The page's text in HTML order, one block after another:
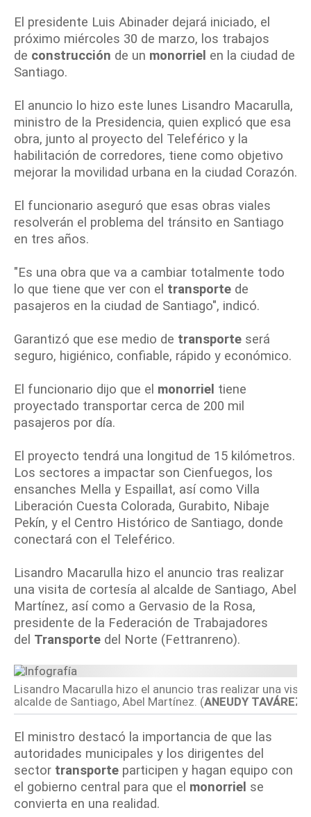
El presidente Luis Abinader dejará iniciado, el
próximo miércoles 30 de marzo, los trabajos
de construcción de un monorriel en la ciudad de
Santiago.
El anuncio lo hizo este lunes Lisandro Macarulla,
ministro de la Presidencia, quien explicó que esa
obra, junto al proyecto del Teleférico y la
habilitación de corredores, tiene como objetivo
mejorar la movilidad urbana en la ciudad Corazón.
El funcionario aseguró que esas obras viales
resolverán el problema del tránsito en Santiago
en tres años.
"Es una obra que va a cambiar totalmente todo
lo que tiene que ver con el transporte de
pasajeros en la ciudad de Santiago", indicó.
Garantizó que ese medio de transporte será
seguro, higiénico, confiable, rápido y económico.
El funcionario dijo que el monorriel tiene
proyectado transportar cerca de 200 mil
pasajeros por día.
El proyecto tendrá una longitud de 15 kilómetros.
Los sectores a impactar son Cienfuegos, los
ensanches Mella y Espaillat, así como Villa
Liberación Cuesta Colorada, Gurabito, Nibaje
Pekín, y el Centro Histórico de Santiago, donde
conectará con el Teleférico.
Lisandro Macarulla hizo el anuncio tras realizar
una visita de cortesía al alcalde de Santiago, Abel
Martínez, así como a Gervasio de la Rosa,
presidente de la Federación de Trabajadores
del Transporte del Norte (Fettranreno).
Lisandro Macarulla hizo el anuncio tras realizar una
alcalde de Santiago, Abel Martínez. (ANEUDY TAVÁREZ/
El ministro destacó la importancia de que las
autoridades municipales y los dirigentes del
sector transporte participen y hagan equipo con
el gobierno central para que el monorriel se
convierta en una realidad.